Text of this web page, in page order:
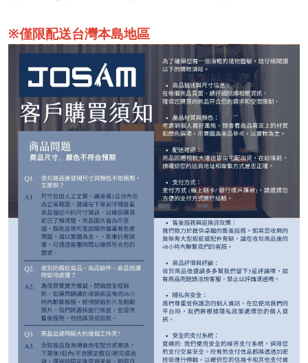
※僅限配送台灣本島地區